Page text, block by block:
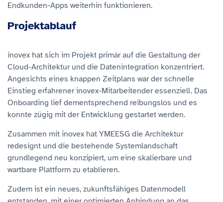
Endkunden-Apps weiterhin funktionieren.
Projektablauf
inovex hat sich im Projekt primär auf die Gestaltung der
Cloud-Architektur und die Datenintegration konzentriert.
Angesichts eines knappen Zeitplans war der schnelle
Einstieg erfahrener inovex-Mitarbeitender essenziell. Das
Onboarding lief dementsprechend reibungslos und es
konnte zügig mit der Entwicklung gestartet werden.
Zusammen mit inovex hat YMEESG die Architektur
redesignt und die bestehende Systemlandschaft
grundlegend neu konzipiert, um eine skalierbare und
wartbare Plattform zu etablieren.
Zudem ist ein neues, zukunftsfähiges Datenmodell